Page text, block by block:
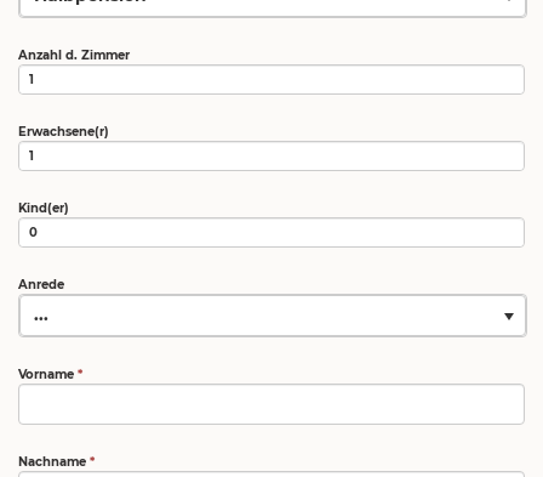
Anzahl d. Zimmer
Erwachsene(r)
Kind(er)
Anrede
...
Vorname *
Nachname *